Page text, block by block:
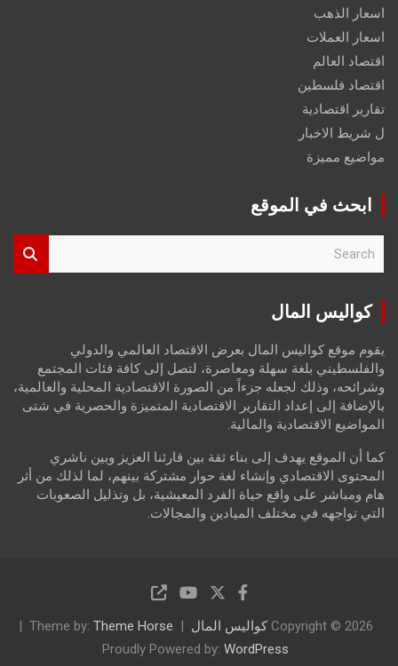
اسعار الذهب
اسعار العملات
اقتصاد العالم
اقتصاد فلسطين
تقارير اقتصادية
ل شريط الاخبار
مواضيع مميزة
ابحث في الموقع
r
كواليس المال
يقوم موقع كواليس المال بعرض الاقتصاد العالمي والدولي
والفلسطيني بلغة سهلة ومعاصرة، لتصل إلى كافة فئات المجتمع
وشرائحه، وذلك لجعله جزءاً من الصورة الاقتصادية المحلية والعالمية،
بالإضافة إلى إعداد التقارير الاقتصادية المتميزة والحصرية في شتى
المواضيع الاقتصادية والمالية.
كما أن الموقع يهدف إلى بناء ثقة بين قارئنا العزيز وبين ناشري
المحتوى الاقتصادي وإنشاء لغة حوار مشتركة بينهم، لما لذلك من أثر
هام ومباشر على واقع حياة الفرد المعيشية، بل وتذليل الصعوبات
التي تواجهه في مختلف الميادين والمجالات.
Copyright © 2026 كواليس المال Theme by: Theme Horse
Proudly Powered by: WordPress